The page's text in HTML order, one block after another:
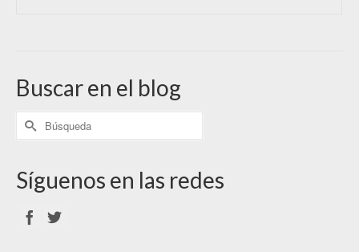
Buscar en el blog
Síguenos en las redes